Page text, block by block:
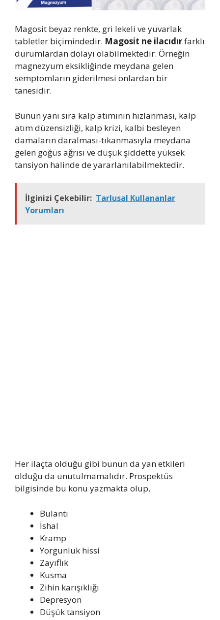
Magosit beyaz renkte, gri lekeli ve yuvarlak
tabletler biçimindedir. Magosit ne ilacıdırfarklı
durumlardan dolayı olabilmektedir. Örneğin
magnezyum eksikliğinde meydana gelen
semptomların giderilmesi onlardan bir
tanesidir.
Bunun yanı sıra kalp atımının hızlanması, kalp
atım düzensizliği, kalp krizi, kalbi besleyen
damaların daralması-tıkanmasıyla meydana
gelen göğüs ağrısı ve düşük şiddette yüksek
tansiyon halinde de yararlanılabilmektedir.
İlginizi Çekebilir: Tarlusal Kullananlar
Yorumları
Her ilaçta olduğu gibi bunun da yan etkileri
olduğu da unutulmamalıdır. Prospektüs
bilgisinde bu konu yazmakta olup,
Bulantı
İshal
Kramp
Yorgunluk hissi
Zayıflık
Kusma
Zihin karışıklığı
Depresyon
Düşük tansiyon